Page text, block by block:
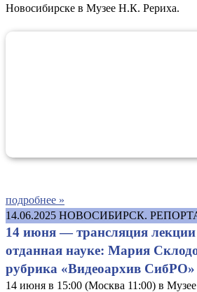
Новосибирске в Музее Н.К. Рериха.
подробнее »
14.06.2025 НОВОСИБИРСК.
14 июня — трансляция
отданная науке: Мария
рубрика «Видеоархив СибРО»
14 июня в 15:00 (Москва 11:00) в